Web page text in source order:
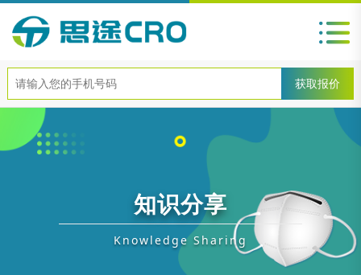
知识分享
Knowledge Sharing